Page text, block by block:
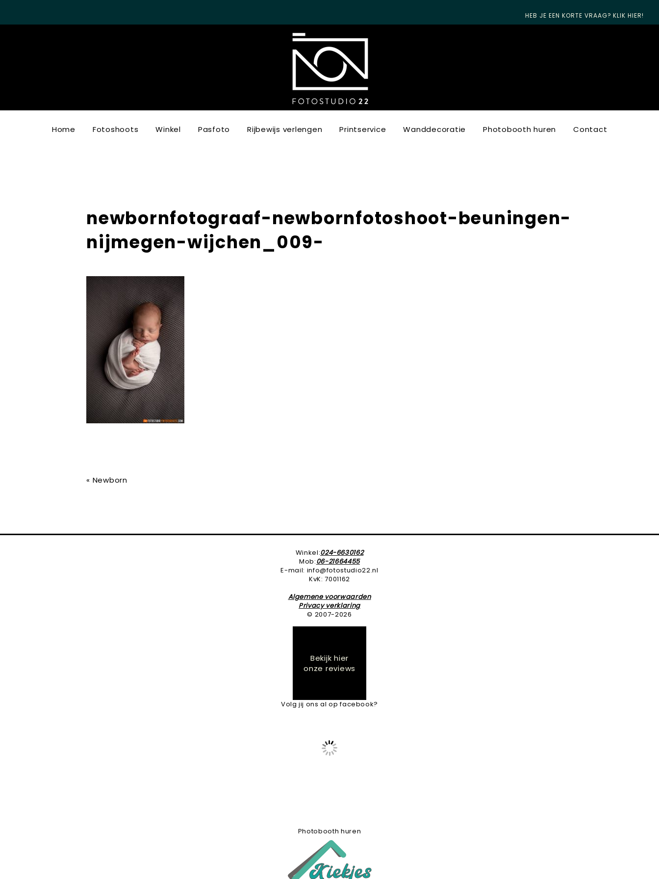
HEB JE EEN KORTE VRAAG? KLIK HIER!
Home Fotoshoots Winkel Pasfoto Rijbewijs verlengen Printservice Wanddecoratie Photobooth huren Contact
newbornfotograaf-newbornfotoshoot-beuningen-
nijmegen-wijchen_009-
« Newborn
Winkel:024-6630162
Mob:06-21664455
E-mail: info@fotostudio22.nl
KvK: 7001162
Algemene voorwaarden
Privacy verklaring
© 2007-2026
Bekijk hier
onze reviews
Volg jij ons al op facebook?
Photobooth huren